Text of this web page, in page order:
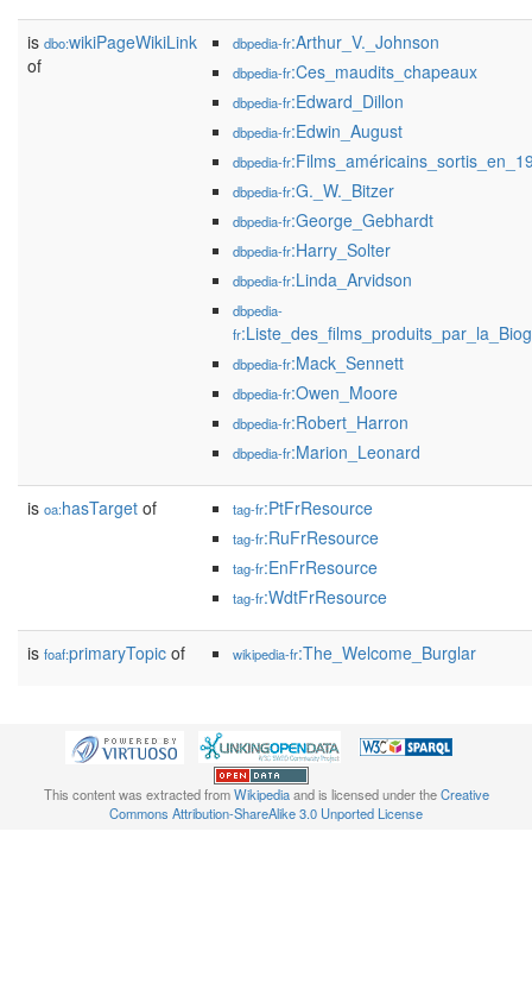
is dbo:wikiPageWikiLink
of
dbpedia-fr:Arthur_V._Johnson
dbpedia-fr:Ces_maudits_chapeaux
dbpedia-fr:Edward_Dillon
dbpedia-fr:Edwin_August
dbpedia-fr
dbpedia-fr:G._W._Bitzer
dbpedia-fr:George_Gebhardt
dbpedia-fr:Harry_Solter
dbpedia-fr:Linda_Arvidson
dbpedia-
fr
dbpedia-fr:Mack_Sennett
dbpedia-fr:Owen_Moore
dbpedia-fr:Robert_Harron
dbpedia-fr:Marion_Leonard
is oa:hasTarget of tag-fr:PtFrResource
tag-fr:RuFrResource
tag-fr:EnFrResource
tag-fr:WdtFrResource
is foaf:primaryTopic of wikipedia-fr:The_Welcome_Burglar
This content was extracted fromWikipediaand is licensed under theCreative
Commons Attribution-ShareAlike 3.0 Unported License